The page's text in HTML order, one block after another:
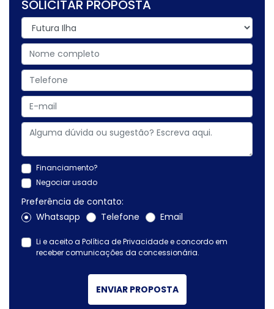
SOLICITAR PROPOSTA
Financiamento?
Negociar usado
Preferência de contato:
Whatsapp
Telefone Email
Li e aceito a Política de Privacidadee concordo em
receber comunicações da concessionária.
ENVIAR PROPOSTA